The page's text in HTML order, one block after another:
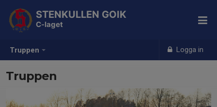
Truppen Logga in
STENKULLEN GOIK
C-laget
Truppen